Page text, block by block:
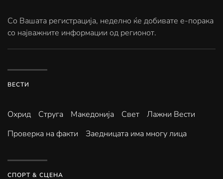
Со Вашата регистрација, неделно ќе добивате е-порака
со најважните информации од регионот.
ВЕСТИ
Охрид Струга Македонија Свет
Лажни Вести
Проверка на факти
Заедницата има многу лица
СПОРТ & СЦЕНА